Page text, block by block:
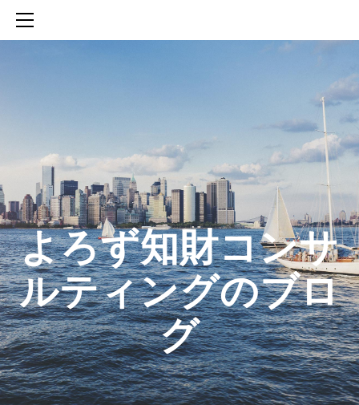
​よろず知財コンサ
ルティングのブロ
グ
SERVICES
知財活動のROICへの貢献
生成AIを活用した知財戦略の策定方法
生成AIとの「壁打ち」で、新たな発明を創出する方法